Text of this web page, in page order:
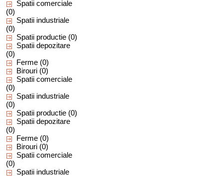
Spatii comerciale
(0)
Spatii industriale
(0)
Spatii productie (0)
Spatii depozitare
(0)
Ferme (0)
Birouri (0)
Spatii comerciale
(0)
Spatii industriale
(0)
Spatii productie (0)
Spatii depozitare
(0)
Ferme (0)
Birouri (0)
Spatii comerciale
(0)
Spatii industriale